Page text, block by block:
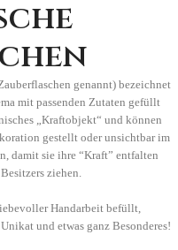
genannt) bezeichnet
mit passenden Zutaten gefüllt
„Kraftobjekt“ und können
gestellt oder unsichtbar im
damit sie ihre “Kraft” entfalten
ziehen.
Handarbeit befüllt,
und etwas ganz Besonderes!